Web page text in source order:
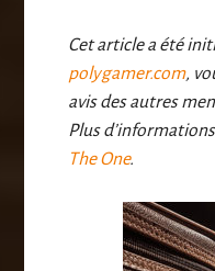
Cet article a été
polygamer.com,
avis des autres
Plus
The One.